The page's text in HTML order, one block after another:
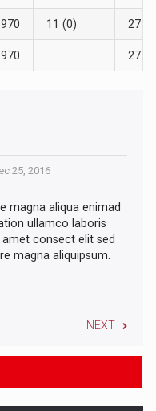
11 (0) 27
27
25, 2016
magna aliqua enimad
ullamco laboris
consect elit sed
magna aliquipsum.
NEXT